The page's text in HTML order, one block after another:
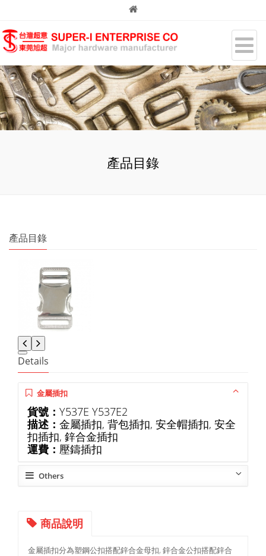
產品目錄
產品目錄
Details
金屬插扣
貨號： Y537E Y537E2
描述： 金屬插扣, 背包插扣, 安全帽插扣, 安全
扣插扣, 鋅合金插扣
運費： 壓鑄插扣
Others
商品說明
金屬插扣分為塑鋼公扣搭配鋅合金母扣, 鋅合金公扣搭配鋅合